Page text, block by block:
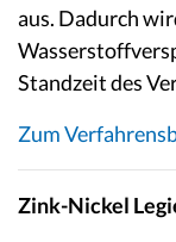
aus. Dadurch
Standzeit des
Zum
Zink-Nickel